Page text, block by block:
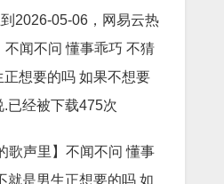
2026-05-06，网易云热
不闻不问 懂事乖巧 不猜
想要的吗 如果不想要
已经被下载475次
歌声里】不闻不问 懂事
就是男生正想要的吗 如